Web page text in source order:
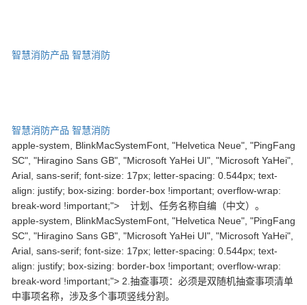
智慧消防产品 智慧消防
智慧消防产品 智慧消防
apple-system, BlinkMacSystemFont, "Helvetica Neue", "PingFang
SC", "Hiragino Sans GB", "Microsoft YaHei UI", "Microsoft YaHei",
Arial, sans-serif; font-size: 17px; letter-spacing: 0.544px; text-
align: justify; box-sizing: border-box !important; overflow-wrap:
break-word !important;"> 计划、任务名称自编（中文）。
apple-system, BlinkMacSystemFont, "Helvetica Neue", "PingFang
SC", "Hiragino Sans GB", "Microsoft YaHei UI", "Microsoft YaHei",
Arial, sans-serif; font-size: 17px; letter-spacing: 0.544px; text-
align: justify; box-sizing: border-box !important; overflow-wrap:
break-word !important;"> 2.抽查事项：必须是双随机抽查事项清单
中事项名称，涉及多个事项竖线分割。